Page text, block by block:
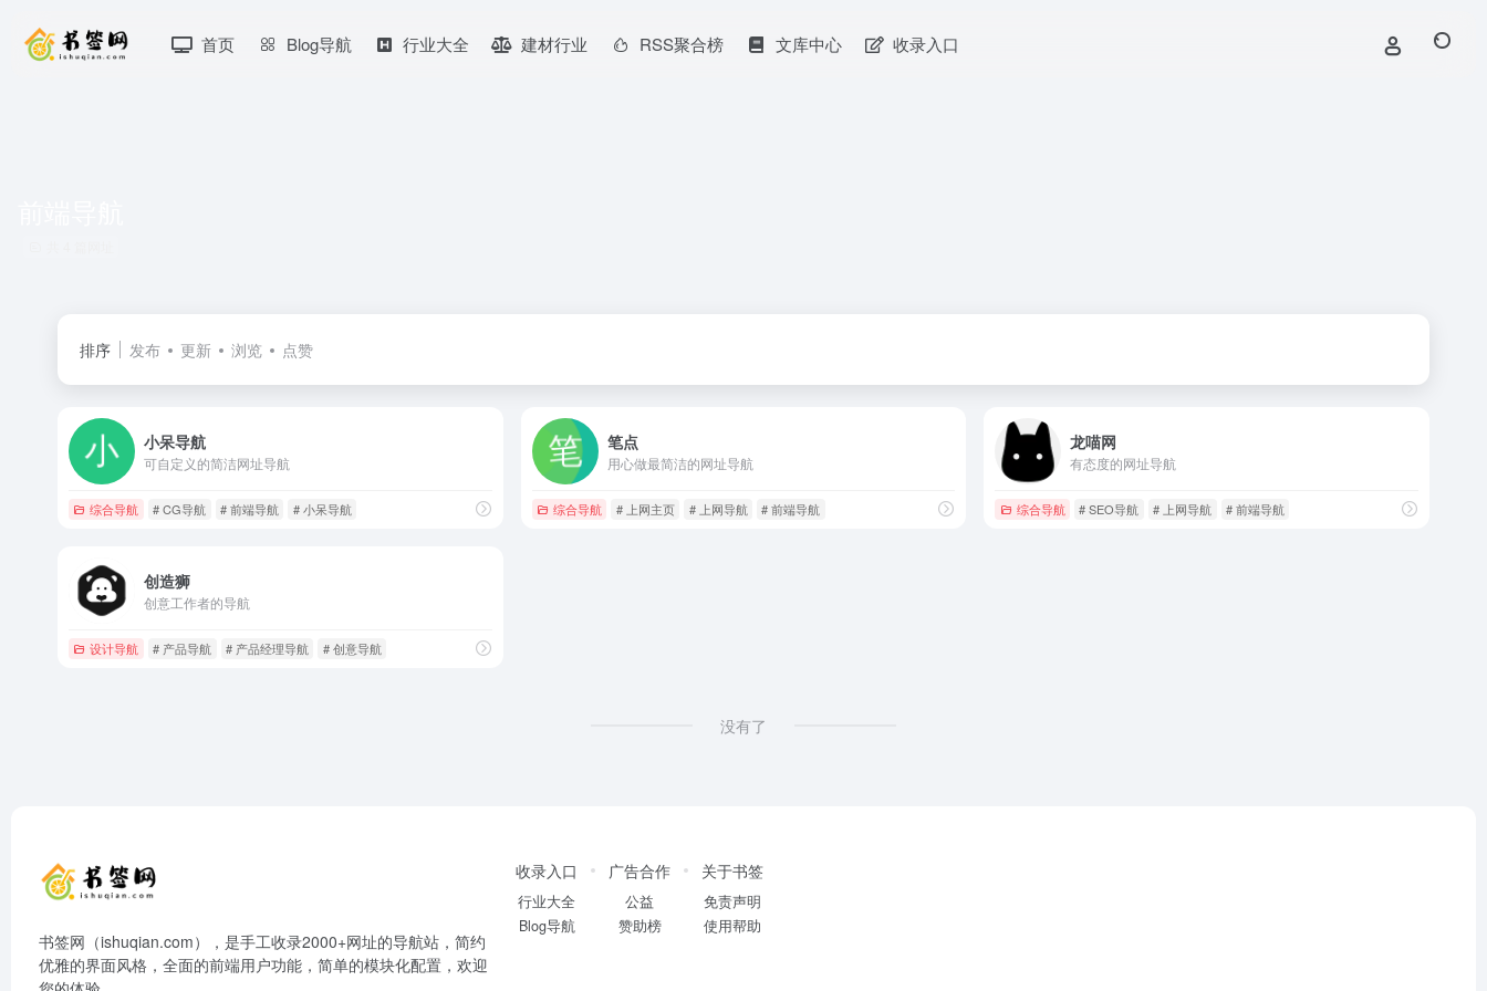
首页 Blog导航 行业大全 建材行业 RSS聚合榜 文库中心 收录入口
排序 发布 更新 浏览 点赞
小呆导航
可自定义的简洁网址导航
综合导航 # CG导航 # 前端导航 # 小呆导航
笔点
用心做最简洁的网址导航
综合导航 # 上网主页 # 上网导航 # 前端导航
龙喵网
有态度的网址导航
综合导航 # SEO导航 # 上网导航 # 前端导航
创造狮
创意工作者的导航
设计导航 # 产品导航 # 产品经理导航 # 创意导航
没有了
书签网（ishuqian.com），是手工收录2000+网址的导航站，简约
优雅的界面风格，全面的前端用户功能，简单的模块化配置，欢迎
收录入口
行业大全
Blog导航
广告合作
公益
赞助榜
关于书签
免责声明
使用帮助